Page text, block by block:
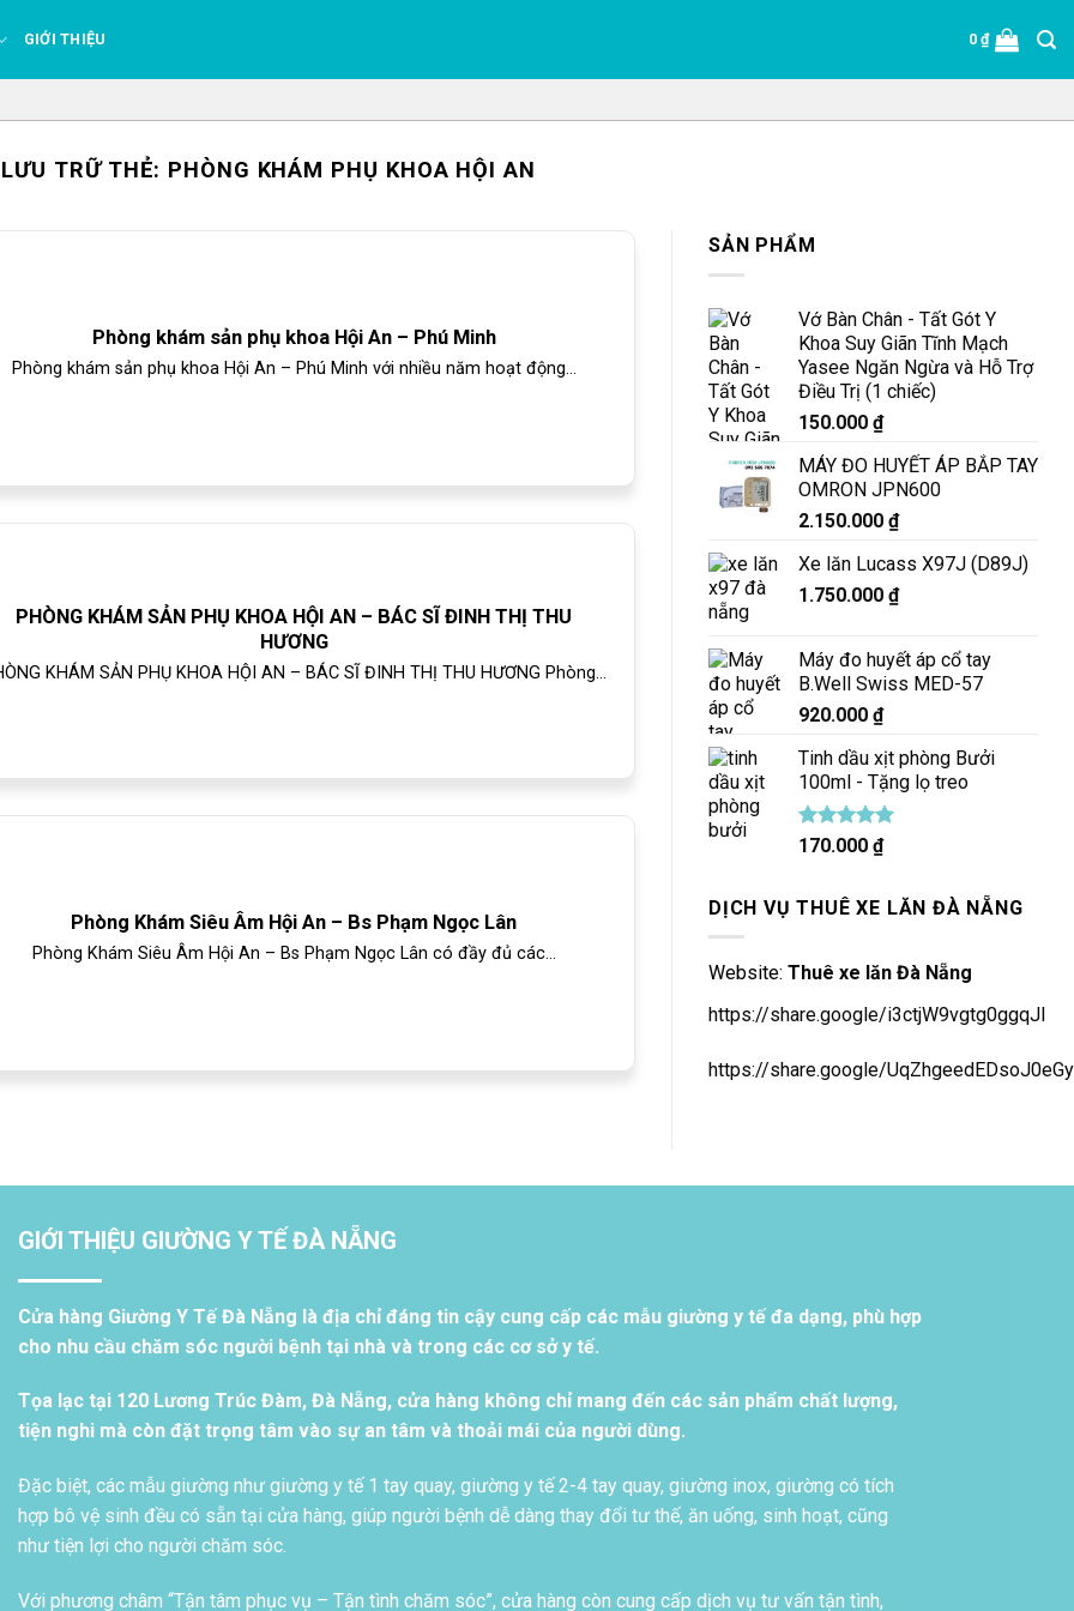
GIỚI THIỆU 0₫
LƯU TRỮ THẺ: PHÒNG KHÁM PHỤ KHOA HỘI AN
Phòng khám sản phụ khoa Hội An – Phú Minh
Phòng khám sản phụ khoa Hội An – Phú Minh với nhiều năm hoạt động...
PHÒNG KHÁM SẢN PHỤ KHOA HỘI AN – BÁC SĨ ĐINH THỊ THU
HƯƠNG
KHÁM SẢN PHỤ KHOA HỘI AN – BÁC SĨ ĐINH THỊ THU HƯƠNG Phòng...
Phòng Khám Siêu Âm Hội An – Bs Phạm Ngọc Lân
Phòng Khám Siêu Âm Hội An – Bs Phạm Ngọc Lân có đầy đủ các...
SẢN PHẨM
Vớ Bàn Chân - Tất Gót Y
Khoa Suy Giãn Tĩnh Mạch
Yasee Ngăn Ngừa và Hỗ Trợ
Điều Trị (1 chiếc)
150.000 ₫
MÁY ĐO HUYẾT ÁP BẮP TAY
OMRON JPN600
2.150.000 ₫
Xe lăn Lucass X97J (D89J)
1.750.000 ₫
Máy đo huyết áp cổ tay
B.Well Swiss MED-57
920.000 ₫
Tinh dầu xịt phòng Bưởi
100ml - Tặng lọ treo
Được xếp
5.00
170.000 ₫
DỊCH VỤ THUÊ XE LĂN ĐÀ NẴNG
Website: Thuê xe lăn Đà Nẵng
https://share.google/i3ctjW9vgtg0ggqJl
https://share.google/UqZhgeedEDsoJ0eGy
GIỚI THIỆU GIƯỜNG Y TẾ ĐÀ NẴNG
Cửa hàng Giường Y Tế Đà Nẵng là địa chỉ đáng tin cậy cung cấp các mẫu giường y tế đa dạng, phù hợp
cho nhu cầu chăm sóc người bệnh tại nhà và trong các cơ sở y tế.
Tọa lạc tại 120 Lương Trúc Đàm, Đà Nẵng, cửa hàng không chỉ mang đến các sản phẩm chất lượng,
tiện nghi mà còn đặt trọng tâm vào sự an tâm và thoải mái của người dùng.
Đặc biệt, các mẫu giường như giường y tế 1 tay quay, giường y tế 2-4 tay quay, giường inox, giường có tích
hợp bô vệ sinh đều có sẵn tại cửa hàng, giúp người bệnh dễ dàng thay đổi tư thế, ăn uống, sinh hoạt, cũng
như tiện lợi cho người chăm sóc.
Với phương châm “Tận tâm phục vụ – Tận tình chăm sóc”, cửa hàng còn cung cấp dịch vụ tư vấn tận tình,